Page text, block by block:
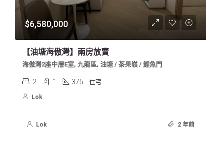
$6,580,000
【油塘海傲灣】兩房放賣
海傲灣2座中層E室, 九龍區, 油塘 / 茶果嶺 / 鯉魚門
2 1 375 住宅
Lok
Lok 2 年前